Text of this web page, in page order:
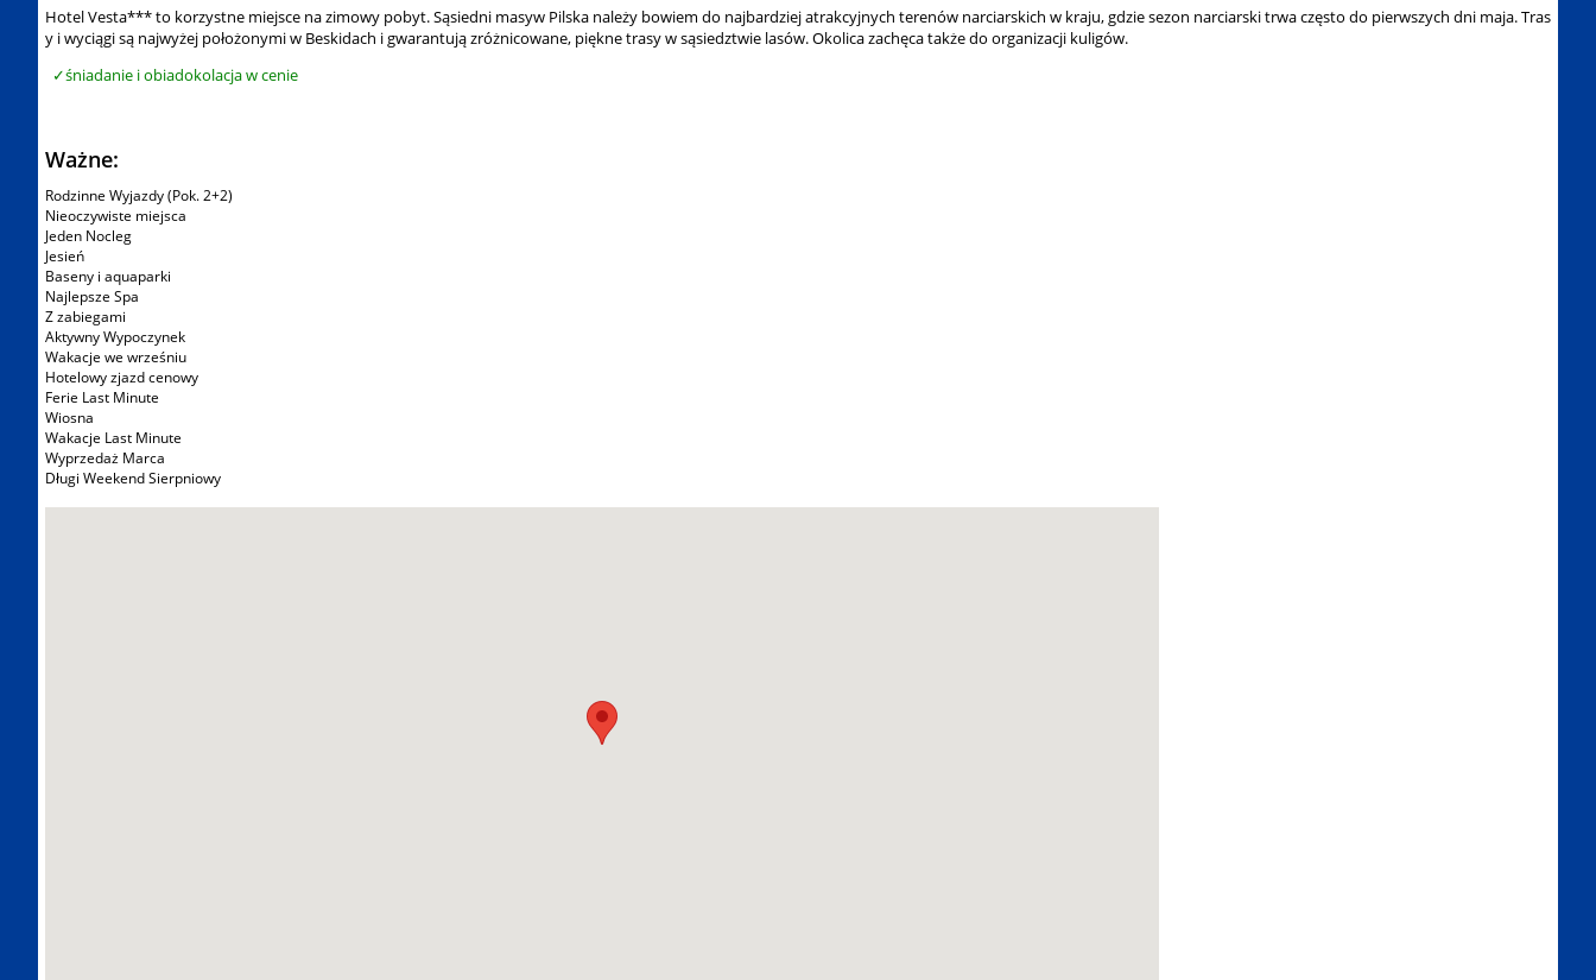
Hotel Vesta*** to korzystne miejsce na zimowy pobyt. Sąsiedni masyw Pilska należy bowiem do najbardziej atrakcyjnych terenów narciarskich w kraju, gdzie sezon narciarski trwa często do pierwszych dni maja. Tras
y i wyciągi są najwyżej położonymi w Beskidach i gwarantują zróżnicowane, piękne trasy w sąsiedztwie lasów. Okolica zachęca także do organizacji kuligów.
śniadanie i obiadokolacja w cenie
Ważne:
Rodzinne Wyjazdy (Pok. 2+2)
Nieoczywiste miejsca
Jeden Nocleg
Jesień
Baseny i aquaparki
Najlepsze Spa
Z zabiegami
Aktywny Wypoczynek
Wakacje we wrześniu
Hotelowy zjazd cenowy
Ferie Last Minute
Wiosna
Wakacje Last Minute
Wyprzedaż Marca
Długi Weekend Sierpniowy